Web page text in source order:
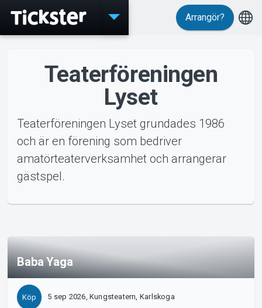
Evenemang
MyTickster
Arrangör?
Teaterföreningen
Lyset
Teaterföreningen Lyset grundades 1986
och är en förening som bedriver
amatörteaterverksamhet och arrangerar
gästspel.
Baba Yaga
Köp 5 sep 2026, Kungsteatern, Karlskoga